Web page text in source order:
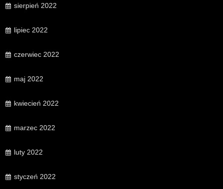
sierpień 2022
lipiec 2022
czerwiec 2022
maj 2022
kwiecień 2022
marzec 2022
luty 2022
styczeń 2022